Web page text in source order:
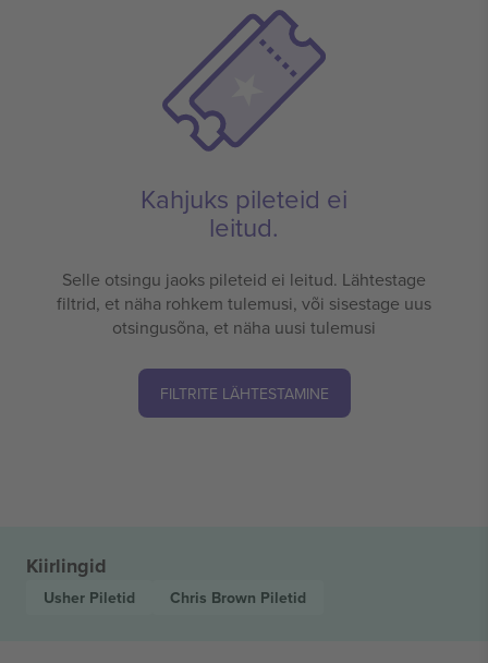
Kahjuks pileteid ei
leitud.
Selle otsingu jaoks pileteid ei leitud. Lähtestage
filtrid, et näha rohkem tulemusi, või sisestage uus
otsingusõna, et näha uusi tulemusi
FILTRITE LÄHTESTAMINE
Kiirlingid
Usher Piletid Chris Brown Piletid